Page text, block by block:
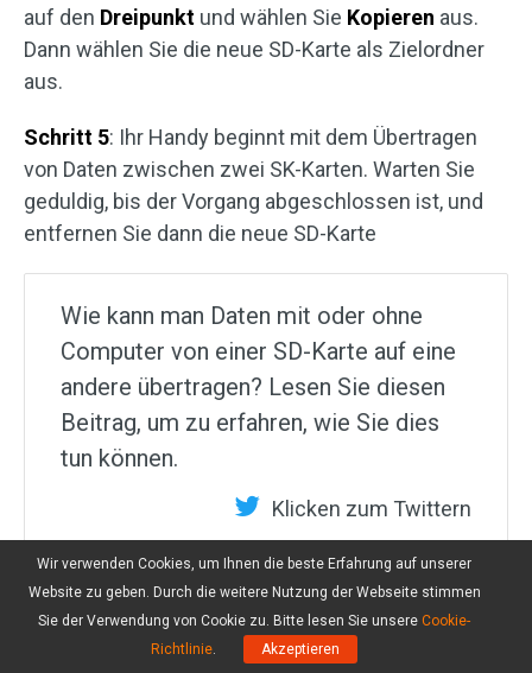
auf den Dreipunkt und wählen Sie Kopieren aus.
Dann wählen Sie die neue SD-Karte als Zielordner
aus.
Schritt 5: Ihr Handy beginnt mit dem Übertragen
von Daten zwischen zwei SK-Karten. Warten Sie
geduldig, bis der Vorgang abgeschlossen ist, und
entfernen Sie dann die neue SD-Karte
Wie kann man Daten mit oder ohne
Computer von einer SD-Karte auf eine
andere übertragen? Lesen Sie diesen
Beitrag, um zu erfahren, wie Sie dies
tun können.
Klicken zum Twittern
Wir verwenden Cookies, um Ihnen die beste Erfahrung auf unserer
Website zu geben. Durch die weitere Nutzung der Webseite stimmen
Sie der Verwendung von Cookie zu. Bitte lesen Sie unsere Cookie-
Richtlinie. Akzeptieren